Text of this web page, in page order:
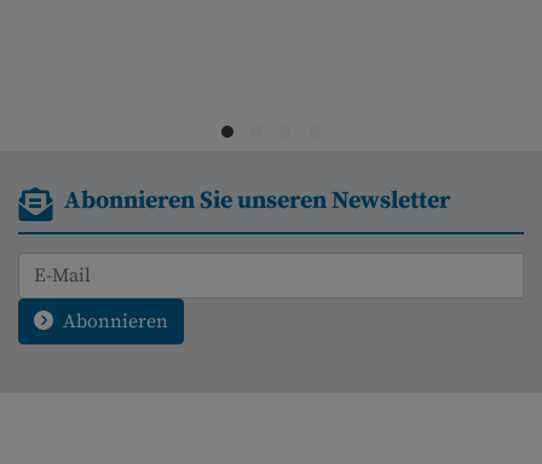
Abonnieren Sie unseren Newsletter
Abonnieren